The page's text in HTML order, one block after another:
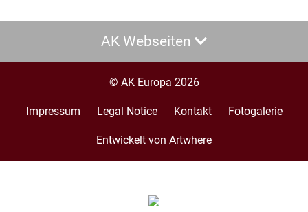
AK Webseiten
© AK Europa 2026
Footer
Impressum Legal Notice Kontakt Fotogalerie
Entwickelt von Artwhere